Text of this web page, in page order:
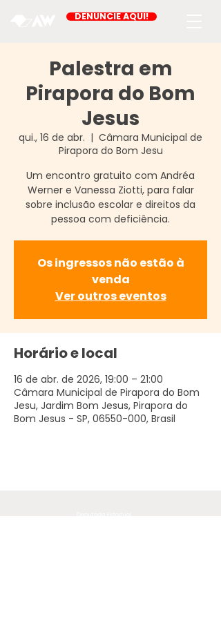
DENUNCIE AQUI!
Palestra em
Pirapora do Bom
Jesus
qui., 16 de abr.
  |
Câmara Municipal de
Pirapora do Bom Jesu
Um encontro gratuito com Andréa
Werner e Vanessa Ziotti, para falar
sobre inclusão escolar e direitos da
pessoa com deficiência.
Os ingressos não estão à
venda
Ver outros eventos
Horário e local
16 de abr. de 2026, 19:00 – 21:00
Câmara Municipal de Pirapora do Bom
Jesu, Jardim Bom Jesus, Pirapora do
Bom Jesus - SP, 06550-000, Brasil